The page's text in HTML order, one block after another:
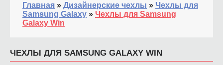
Главная » Дизайнерские чехлы » Чехлы для
Samsung Galaxy » Чехлы для Samsung
Galaxy Win
ЧЕХЛЫ ДЛЯ SAMSUNG GALAXY WIN